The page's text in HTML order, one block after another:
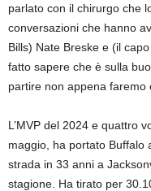
parlato con il chirurgo che
conversazioni che hanno
Bills) Nate Breske e (il
fatto sapere che è sulla
partire non appena faremo
L’MVP del 2024 e quattro
maggio, ha portato Buffalo
strada in 33 anni a
stagione. Ha tirato per